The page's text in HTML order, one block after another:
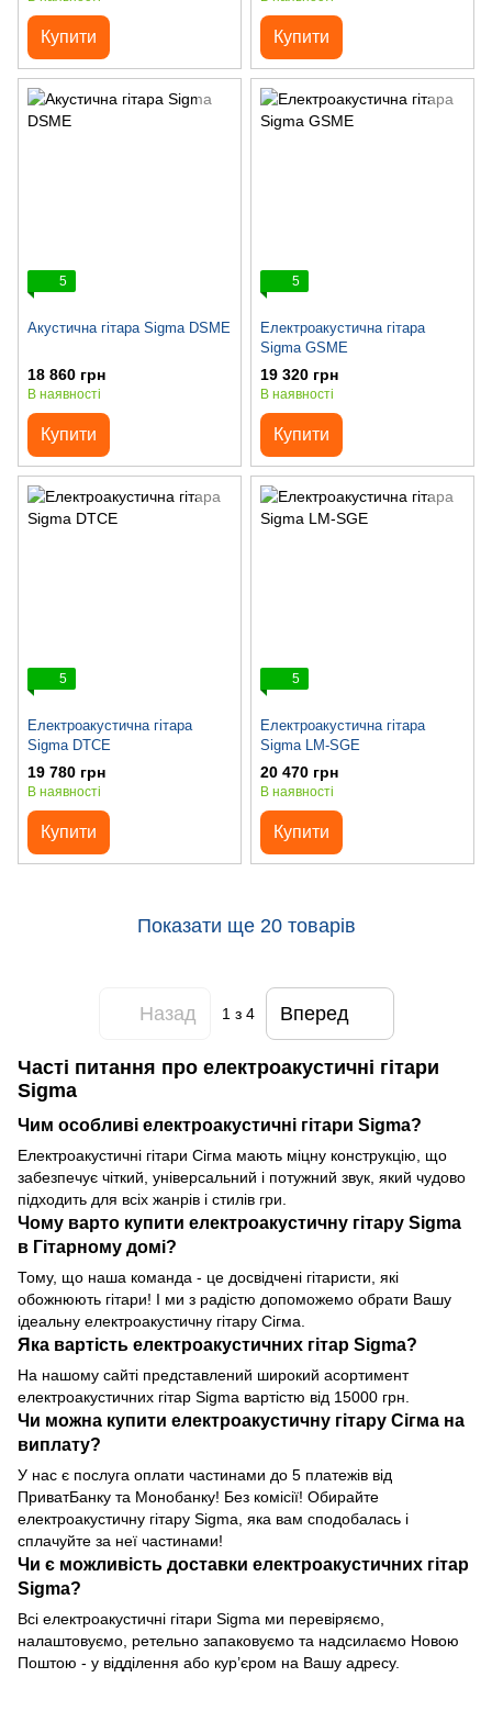
Купити Купити
5
Акустична гітара Sigma DSME
18 860 грн
В наявності
Купити
5
Електроакустична гітара
Sigma GSME
19 320 грн
В наявності
Купити
5
Електроакустична гітара
Sigma DTCE
19 780 грн
В наявності
Купити
5
Електроакустична гітара
Sigma LM-SGE
20 470 грн
В наявності
Купити
Показати ще 20 товарів
Назад 1з 4 Вперед
Часті питання про електроакустичні гітари
Sigma
Чим особливі електроакустичні гітари Sigma?
Електроакустичні гітари Сігма мають міцну конструкцію, що
забезпечує чіткий, універсальний і потужний звук, який чудово
підходить для всіх жанрів і стилів гри.
Чому варто купити електроакустичну гітару Sigma
в Гітарному домі?
Тому, що наша команда - це досвідчені гітаристи, які
обожнюють гітари! І ми з радістю допоможемо обрати Вашу
ідеальну електроакустичну гітару Сігма.
Яка вартість електроакустичних гітар Sigma?
На нашому сайті представлений широкий асортимент
електроакустичних гітар Sigma вартістю від 15000 грн.
Чи можна купити електроакустичну гітару Сігма на
виплату?
У нас є послуга оплати частинами до 5 платежів від
ПриватБанку та Монобанку! Без комісії! Обирайте
електроакустичну гітару Sigma, яка вам сподобалась і
сплачуйте за неї частинами!
Чи є можливість доставки електроакустичних гітар
Sigma?
Всі електроакустичні гітари Sigma ми перевіряємо,
налаштовуємо, ретельно запаковуємо та надсилаємо Новою
Поштою - у відділення або кур’єром на Вашу адресу.